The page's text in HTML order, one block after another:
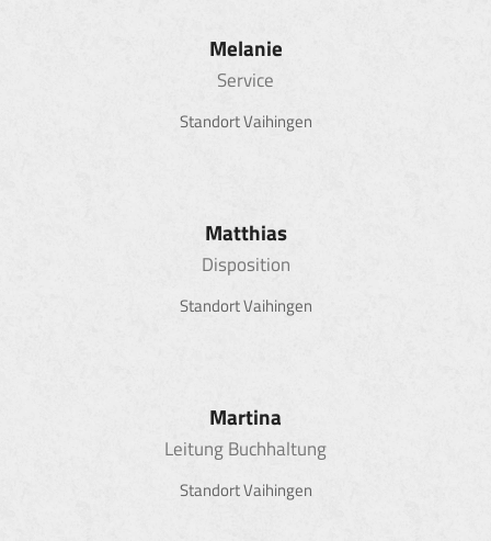
Melanie
Service
Standort Vaihingen
Matthias
Disposition
Standort Vaihingen
Martina
Leitung Buchhaltung
Standort Vaihingen